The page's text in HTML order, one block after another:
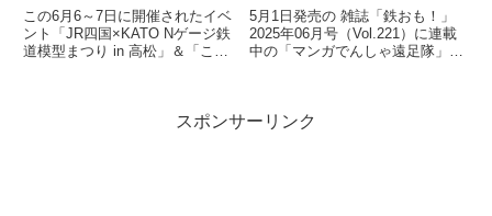
この6月6～7日に開催されたイベ
ント「JR四国×KATO Nゲージ鉄
道模型まつり in 高松」＆「こと
5月1日発売の 雑誌「鉄おも！」
2025年06月号（Vol.221）に連載
中の「マンガでんしゃ遠足隊」最
スポンサーリンク